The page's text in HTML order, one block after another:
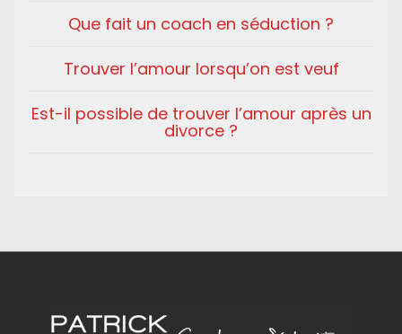
Que fait un coach en séduction ?
Trouver l’amour lorsqu’on est veuf
Est-il possible de trouver l’amour après un
divorce ?